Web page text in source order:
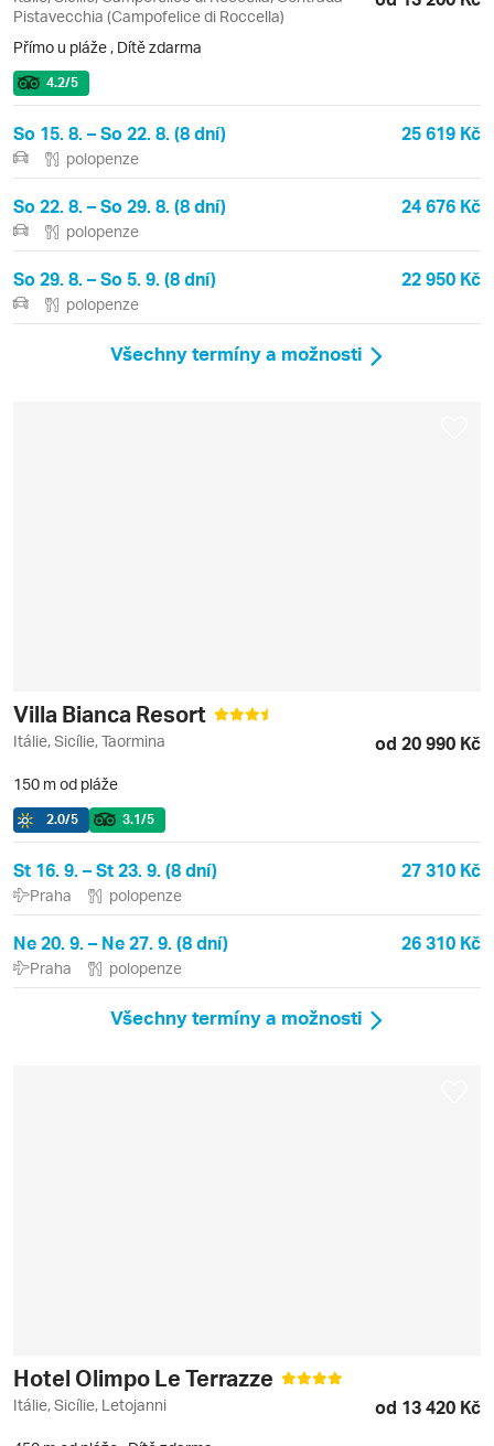
Pistavecchia (Campofelice di Roccella)
Přímo u pláže , Dítě zdarma
4.2/5
So 15. 8. – So 22. 8. (8 dní) 25 619 Kč
polopenze
So 22. 8. – So 29. 8. (8 dní) 24 676 Kč
polopenze
So 29. 8. – So 5. 9. (8 dní) 22 950 Kč
polopenze
Všechny termíny a možnosti
Villa Bianca Resort
Itálie, Sicílie, Taormina od 20 990 Kč
150 m od pláže
2.0/5 3.1/5
St 16. 9. – St 23. 9. (8 dní) 27 310 Kč
Praha polopenze
Ne 20. 9. – Ne 27. 9. (8 dní) 26 310 Kč
Praha polopenze
Všechny termíny a možnosti
Hotel Olimpo Le Terrazze
Itálie, Sicílie, Letojanni od 13 420 Kč